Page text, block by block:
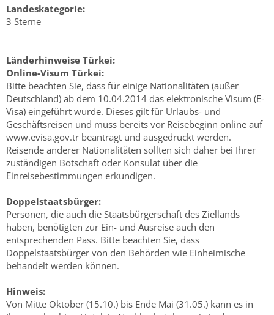
Landeskategorie:
3 Sterne
Länderhinweise Türkei:
Online-Visum Türkei:
Bitte beachten Sie, dass für einige Nationalitäten (außer
Deutschland) ab dem 10.04.2014 das elektronische Visum (E-
Visa) eingeführt wurde. Dieses gilt für Urlaubs- und
Geschäftsreisen und muss bereits vor Reisebeginn online auf
www.evisa.gov.tr beantragt und ausgedruckt werden.
Reisende anderer Nationalitäten sollten sich daher bei Ihrer
zuständigen Botschaft oder Konsulat über die
Einreisebestimmungen erkundigen.
Doppelstaatsbürger:
Personen, die auch die Staatsbürgerschaft des Ziellands
haben, benötigten zur Ein- und Ausreise auch den
entsprechenden Pass. Bitte beachten Sie, dass
Doppelstaatsbürger von den Behörden wie Einheimische
behandelt werden können.
Hinweis:
Von Mitte Oktober (15.10.) bis Ende Mai (31.05.) kann es in